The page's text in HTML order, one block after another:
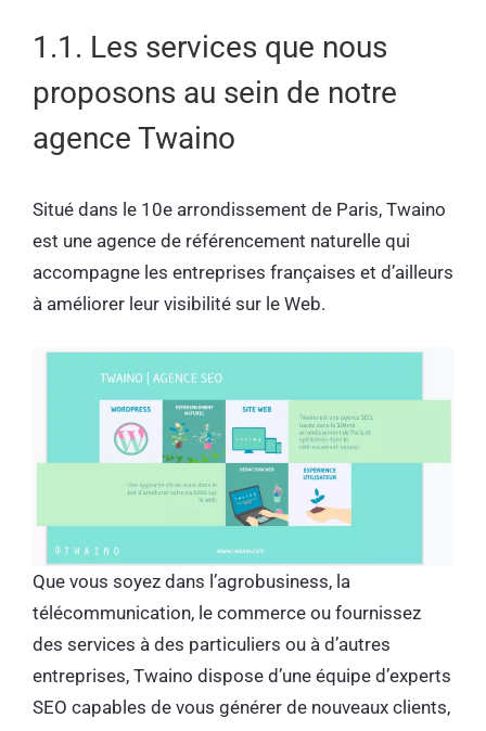
1.1. Les services que nous
proposons au sein de notre
agence Twaino
Situé dans le 10e arrondissement de Paris, Twaino
est une agence de référencement naturelle qui
accompagne les entreprises françaises et d’ailleurs
à améliorer leur visibilité sur le Web.
Que vous soyez dans l’agrobusiness, la
télécommunication, le commerce ou fournissez
des services à des particuliers ou à d’autres
entreprises, Twaino dispose d’une équipe d’experts
SEO capables de vous générer de nouveaux clients,